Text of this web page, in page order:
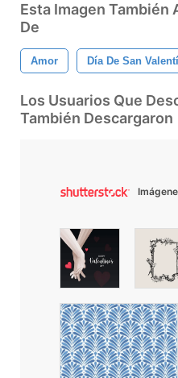
Esta Imagen También
De
Amor Día De San
Los Usuarios Que
También Descargaron